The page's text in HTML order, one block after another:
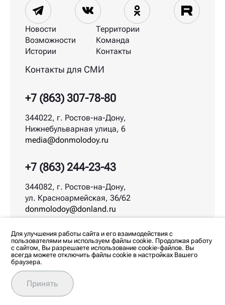
+7 (863) 244-23-43
344082, г. Ростов-на-Дону,
ул. Красноармейская, 36/62
donmolodoy@donland.ru
Контакты для СМИ
+7 (863) 307-78-80
344022, г. Ростов-на-Дону,
Нижнебульварная улица, 6
media@donmolodoy.ru
Новости
Возможности
Истории
Территории
Команда
Контакты
Любое использование материалов допускается
только с согласия редакции. Все права на
изображения и тексты принадлежат их авторам.
Политика обработки персональных данных
Для улучшения работы сайта и его взаимодействия с
пользователями мы используем файлы cookie. Продолжая работу
с сайтом, Вы разрешаете использование cookie-файлов. Вы
всегда можете отключить файлы cookie в настройках Вашего
браузера.
Принять